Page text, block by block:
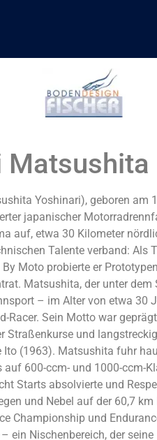
Matsushita
Yoshinari), geboren am
japanischer
auf, etwa 30 Kilometer
Talente verband: Als
Moto probierte er
Matsushita, der unter dem
– im Alter von etwa 30
Racer. Sein Motto war
Straßenkurse und
Ito (1963). Matsushita fuhr
600-ccm- und 1000-ccm-
Starts absolvierte und
und Nebel auf der 60,7
Championship und
ein Nischenbereich, der